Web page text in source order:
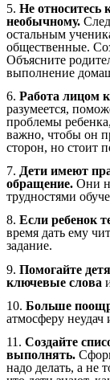
5. Не относитесь
необычному.
остальным
общественные.
Объясните
выполнение
6. Работа лицом
разумеется,
проблемы
важно, чтобы он
сторон, но стоит
7. Дети имеют
обращение. Они
трудностями
8. Если ребенок
время дать ему
задание.
9. Помогайте
ключевые слова
10. Больше
атмосферу
11. Создайте
выполнять.
надо делать, а не